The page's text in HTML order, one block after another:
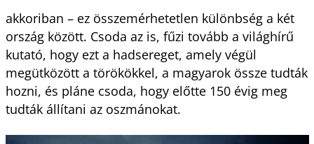
akkoriban – ez összemérhetetlen különbség a két
ország között. Csoda az is, fűzi tovább a világhírű
kutató, hogy ezt a hadsereget, amely végül
megütközött a törökökkel, a magyarok össze tudták
hozni, és pláne csoda, hogy előtte 150 évig meg
tudták állítani az oszmánokat.